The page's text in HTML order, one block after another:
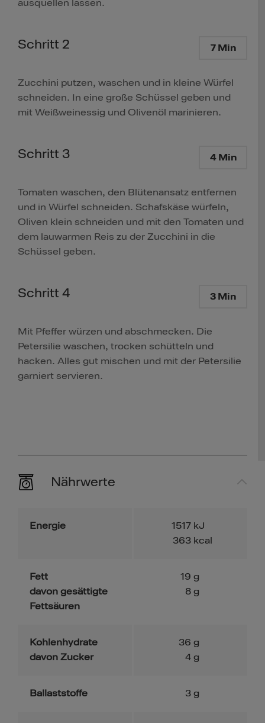
ausquellen lassen.
Schritt 2 7 Min
Zucchini putzen, waschen und in kleine Würfel
schneiden. In eine große Schüssel geben und
mit Weißweinessig und Olivenöl marinieren.
Schritt 3 4 Min
Tomaten waschen, den Blütenansatz entfernen
und in Würfel schneiden. Schafskäse würfeln,
Oliven klein schneiden und mit den Tomaten und
dem lauwarmen Reis zu der Zucchini in die
Schüssel geben.
Schritt 4 3 Min
Mit Pfeffer würzen und abschmecken. Die
Petersilie waschen, trocken schütteln und
hacken. Alles gut mischen und mit der Petersilie
garniert servieren.
Nährwerte
Energie 1517 kJ
363 kcal
Fett
davon gesättigte
Fettsäuren
19 g
8 g
Kohlenhydrate
davon Zucker
36 g
4 g
Ballaststoffe 3 g